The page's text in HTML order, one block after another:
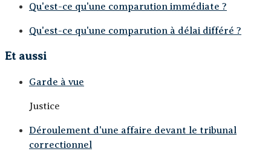
Qu'est-ce qu'une comparution immédiate ?
Qu'est-ce qu'une comparution à délai différé ?
Et aussi
Garde à vue
Justice
Déroulement d'une affaire devant le tribunal
correctionnel